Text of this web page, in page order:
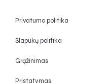
Privatumo politika
Slapukų politika
Grąžinimas
Pristatymas